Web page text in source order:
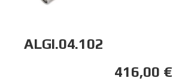
ALGI.04.102
416,00 €